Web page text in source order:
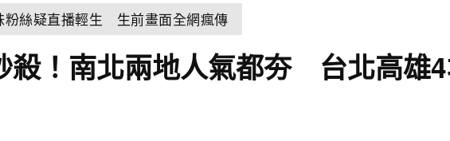
粉絲疑直播輕生 生前畫面全網瘋傳
殺！南北兩地人氣都夯 台北高雄